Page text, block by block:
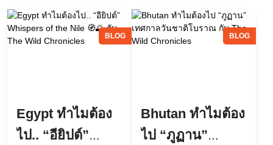
BLOG
Egypt ทำไมต้อง
ไป.. “อียิปต์”
BLOG
Bhutan ทำไมต้อง
ไป “ภูฏาน”